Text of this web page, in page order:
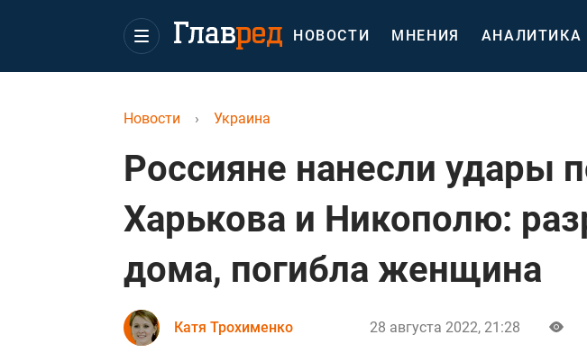
НОВОСТИ МНЕНИЯ АНАЛИТИКА
Новости › Украина
Россияне нанесли удары
Харькова и Никополю:
дома, погибла женщина
Катя Трохименко 28 августа 2022, 21:28